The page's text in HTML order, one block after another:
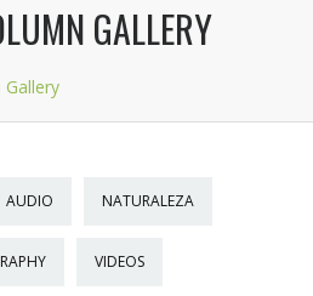
GALLERY
AUDIO NATURALEZA
VIDEOS